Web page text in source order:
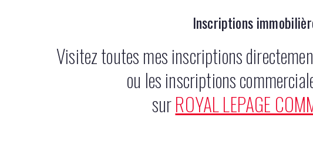
Inscriptions
Visitez toutes mes inscriptions
ou les inscriptions
surROYAL LEPAGE